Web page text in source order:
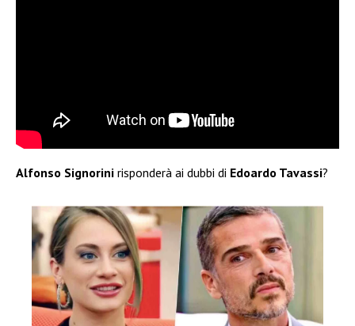
Alfonso Signorini risponderà ai dubbi di Edoardo Tavassi?